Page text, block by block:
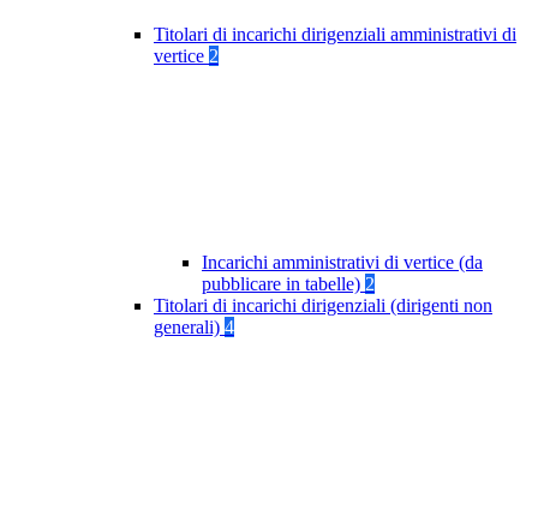
Titolari di incarichi dirigenziali amministrativi di
vertice 2
Incarichi amministrativi di vertice (da
pubblicare in tabelle) 2
Titolari di incarichi dirigenziali (dirigenti non
generali) 4